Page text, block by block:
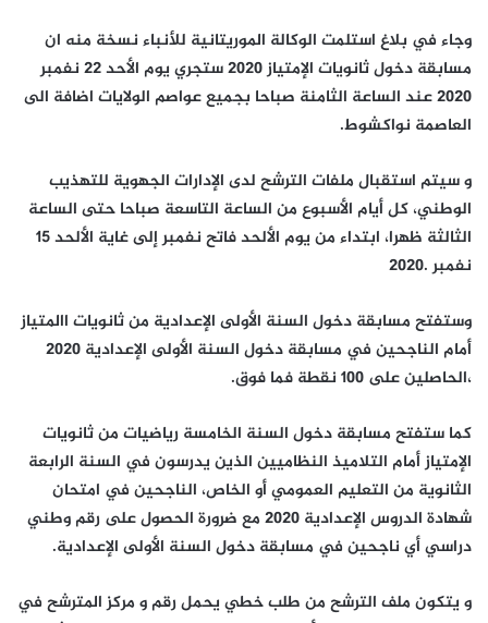
وجاء في بلاغ استلمت الوكالة الموريتانية للأنباء نسخة منه ان
مسابقة دخول ثانويات الإمتياز 2020 ستجري يوم الأحد 22 نفمبر
2020 عند الساعة الثامنة صباحا بجميع عواصم الولايات اضافة الى
العاصمة نواكشوط.
و سيتم استقبال ملفات الترشح لدى الإدارات الجهوية للتهذيب
الوطني، كل أيام الأسبوع من الساعة التاسعة صباحا حتى الساعة
الثالثة ظهرا، ابتداء من يوم الألحد فاتح نفمبر إلى غاية الألحد 15
نفمبر .2020
وستفتح مسابقة دخول السنة الأولى الإعدادية من ثانويات االمتياز
أمام الناجحين في مسابقة دخول السنة الأولى الإعدادية 2020
،الحاصلين على 100 نقطة فما فوق.
كما ستفتح مسابقة دخول السنة الخامسة رياضيات من ثانويات
الإمتياز أمام التلاميذ النظاميين الذين يدرسون في السنة الرابعة
الثانوية من التعليم العمومي أو الخاص، الناجحين في امتحان
شهادة الدروس الإعدادية 2020 مع ضرورة الحصول على رقم وطني
دراسي أي ناجحين في مسابقة دخول السنة الأولى الإعدادية.
و يتكون ملف الترشح من طلب خطي يحمل رقم و مركز المترشح في